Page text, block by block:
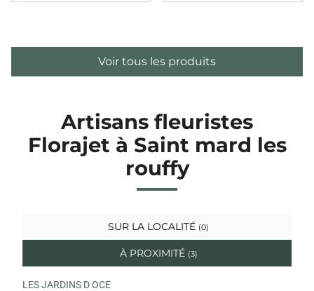
Voir tous les produits
Artisans fleuristes
Florajet à Saint mard les
rouffy
SUR LA LOCALITÉ (0)
À PROXIMITÉ (3)
LES JARDINS D OCE